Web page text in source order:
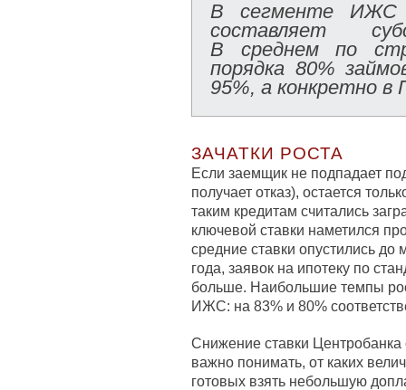
В сегменте
составляет
В среднем по
порядка 80%
95%, а конкретно
ЗАЧАТКИ РОСТА
Если заемщик не подпадает
получает отказ), остается
таким кредитам считались
ключевой ставки наметился
средние ставки опустились до
года, заявок на ипотеку по
больше. Наибольшие темпы
ИЖС: на 83% и 80%
Снижение ставки Центробанка
важно понимать, от каких
готовых взять небольшую